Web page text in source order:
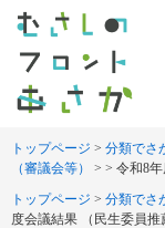
本
トップページ > 分類でさ
（審議会等）
> > 令和8年
トップページ > 分類でさ
度会議結果 （民生委員推